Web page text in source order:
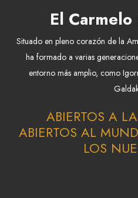
El
Situado en pleno corazón de la
ha formado a varias
entorno más amplio, como
ABIERTOS A
ABIERTOS AL
LOS